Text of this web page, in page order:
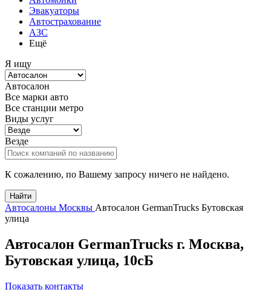
Эвакуаторы
Автострахование
АЗС
Ещё
Я ищу
Автосалон
Все марки авто
Все станции метро
Виды услуг
Везде
К сожалению, по Вашему запросу ничего не найдено.
Найти
Автосалоны Москвы Автосалон GermanTrucks Бутовская
улица
Автосалон GermanTrucks г. Москва,
Бутовская улица, 10сБ
Показать контакты